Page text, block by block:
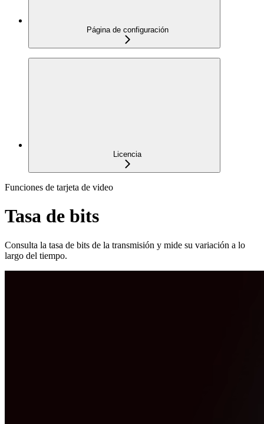
Página de configuración
Licencia
Funciones de tarjeta de video
Tasa de bits
Consulta la tasa de bits de la transmisión y mide su variación a lo
largo del tiempo.